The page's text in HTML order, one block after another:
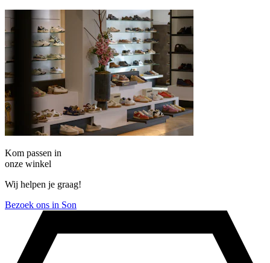
Kom passen in
onze winkel
Wij helpen je graag!
Bezoek ons in Son